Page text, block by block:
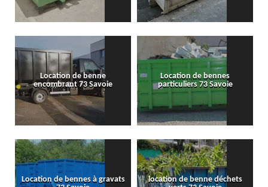
Location de benne
encombrant 73 Savoie
Location de bennes
particuliers 73 Savoie
Location de bennes à gravats
location de benne déchets